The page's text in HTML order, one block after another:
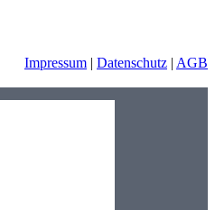
Impressum | Datenschutz | AGB